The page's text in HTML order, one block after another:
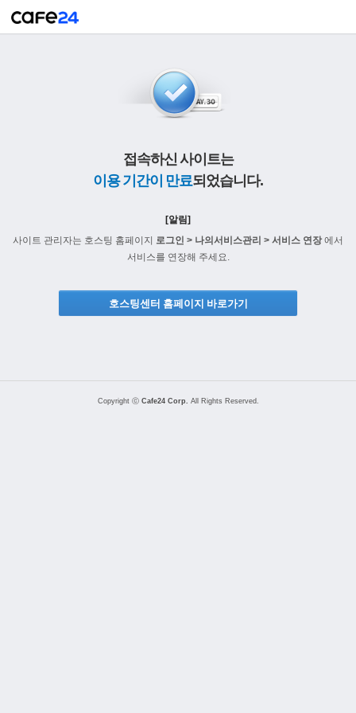
접속하신 사이트는
이용 기간이 만료되었습니다.
[알림]
사이트 관리자는 호스팅 홈페이지 로그인 > 나의서비스관리 > 서비스 연장에서
서비스를 연장해 주세요.
호스팅센터 홈페이지 바로가기
Copyright ⓒ Cafe24 Corp. All Rights Reserved.